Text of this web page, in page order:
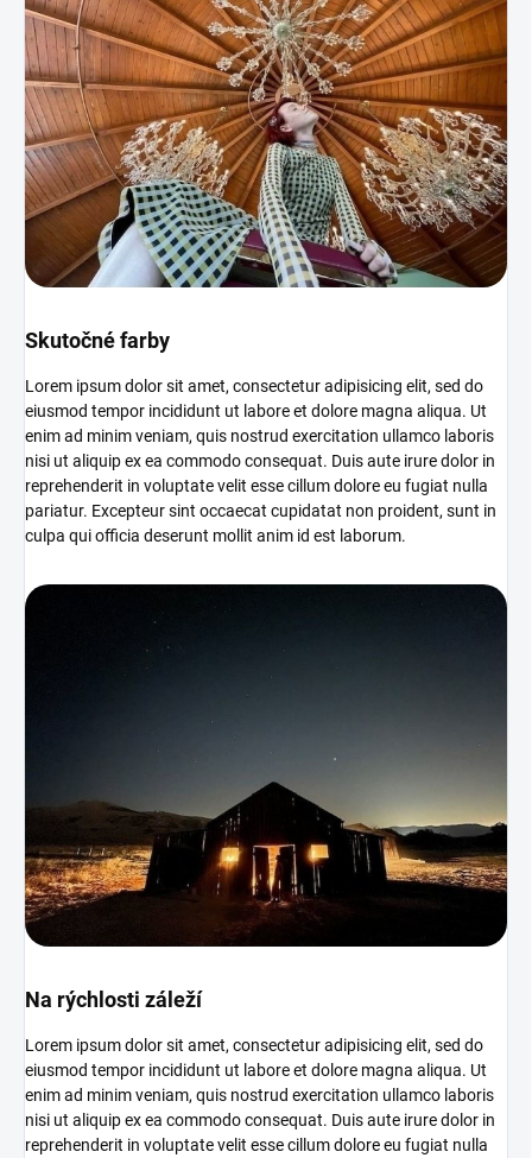
Skutočné farby
Lorem ipsum dolor sit amet, consectetur adipisicing elit, sed do
eiusmod tempor incididunt ut labore et dolore magna aliqua. Ut
enim ad minim veniam, quis nostrud exercitation ullamco laboris
nisi ut aliquip ex ea commodo consequat. Duis aute irure dolor in
reprehenderit in voluptate velit esse cillum dolore eu fugiat nulla
pariatur. Excepteur sint occaecat cupidatat non proident, sunt in
culpa qui officia deserunt mollit anim id est laborum.
Na rýchlosti záleží
Lorem ipsum dolor sit amet, consectetur adipisicing elit, sed do
eiusmod tempor incididunt ut labore et dolore magna aliqua. Ut
enim ad minim veniam, quis nostrud exercitation ullamco laboris
nisi ut aliquip ex ea commodo consequat. Duis aute irure dolor in
reprehenderit in voluptate velit esse cillum dolore eu fugiat nulla